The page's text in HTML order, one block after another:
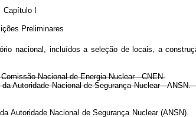
Capítulo I
Preliminares
nacional, incluídos a seleção de locais, a
Nacional de Energia Nuclear - CNEN.
da Autoridade Nacional de Segurança Nuclear -
da Autoridade Nacional de Segurança Nuclear